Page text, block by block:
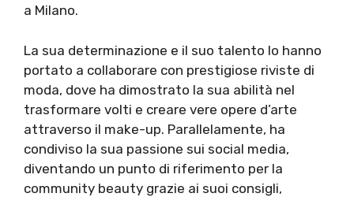
a Milano.
La sua determinazione e il suo talento lo hanno
portato a collaborare con prestigiose riviste di
moda, dove ha dimostrato la sua abilità nel
trasformare volti e creare vere opere d’arte
attraverso il make-up. Parallelamente, ha
condiviso la sua passione sui social media,
diventando un punto di riferimento per la
community beauty grazie ai suoi consigli,